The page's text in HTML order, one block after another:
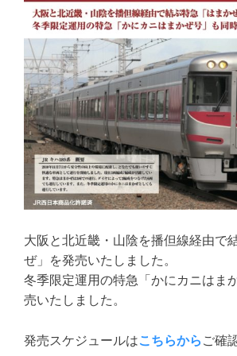
大阪と北近畿・山陰を播但線経由で
ぜ」を発売いたしました。​​
冬季限定運用の特急「かにカニはま
売いたしました。​
発売スケジュールはこちらからご確